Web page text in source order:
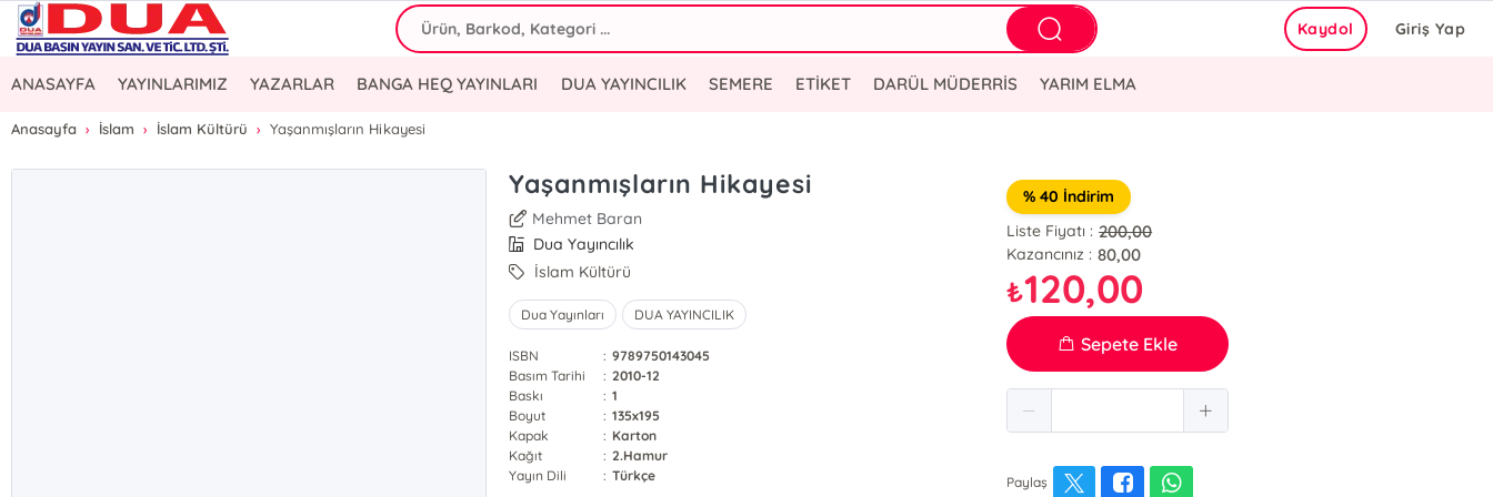
Giriş Yap
Kaydol
ANASAYFA YAYINLARIMIZ YAZARLAR BANGA HEQ YAYINLARI DUA YAYINCILIK SEMERE ETİKET DARÜL MÜDERRİS YARIM ELMA
Anasayfa İslam İslam Kültürü Yaşanmışların Hikayesi
Yaşanmışların Hikayesi
Mehmet Baran
Dua Yayıncılık
İslam Kültürü
Dua Yayınları DUA YAYINCILIK
ISBN : 9789750143045
Basım Tarihi
: 2010-12
Baskı
: 1
Boyut
: 135x195
Kapak
: Karton
Kağıt
: 2.Hamur
Yayın Dili
: Türkçe
% 40 İndirim
Liste Fiyatı : 200,00
Kazancınız : 80,00
₺120,00
Sepete Ekle
Paylaş